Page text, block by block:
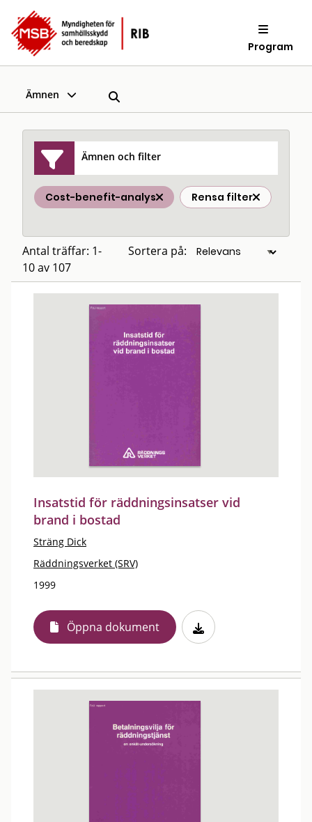
Program
Ämnen
Ämnen och filter
Cost-benefit-analys Rensa filter
Antal träffar: 1-
10 av 107
Sortera på:
Insatstid för räddningsinsatser vid
brand i bostad
Sträng Dick
Räddningsverket (SRV)
1999
Öppna dokument